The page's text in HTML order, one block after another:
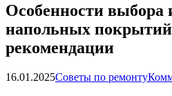
Особенности выбора
напольных
рекомендации
16.01.2025Советы по ремонту